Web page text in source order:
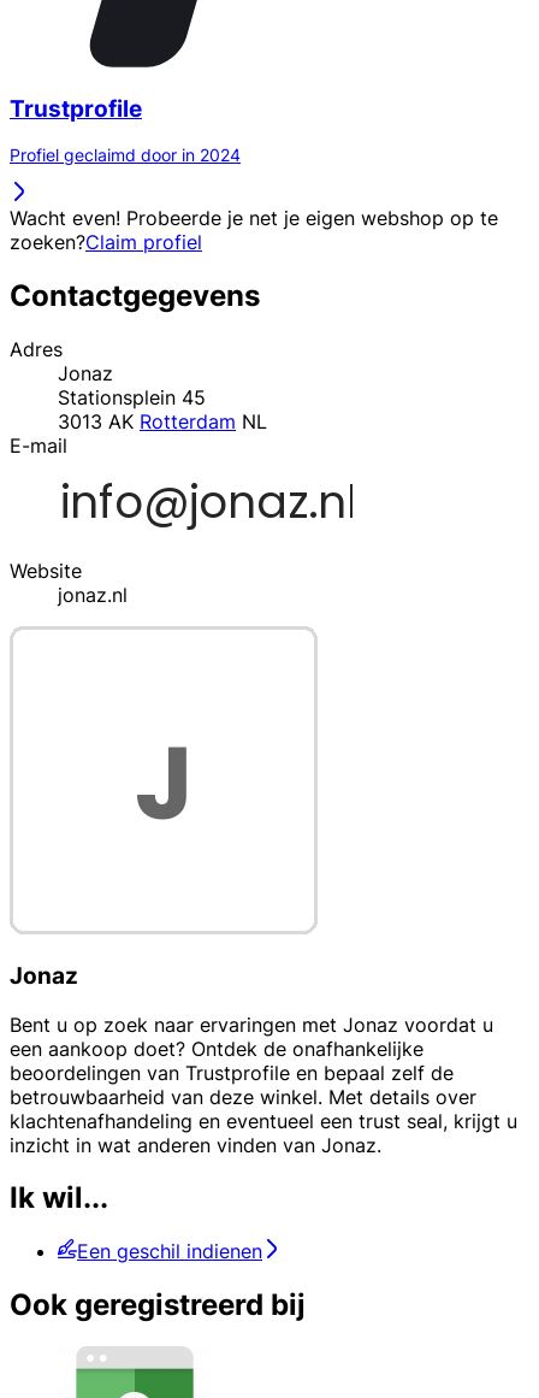
Trustprofile
Profiel geclaimd door in 2024
Wacht even! Probeerde je net je eigen webshop op te
zoeken?Claim profiel
Contactgegevens
Adres
Jonaz
Stationsplein 45
3013 AK Rotterdam NL
E-mail
Website
jonaz.nl
Jonaz
Bent u op zoek naar ervaringen met Jonaz voordat u
een aankoop doet? Ontdek de onafhankelijke
beoordelingen van Trustprofile en bepaal zelf de
betrouwbaarheid van deze winkel. Met details over
klachtenafhandeling en eventueel een trust seal, krijgt u
inzicht in wat anderen vinden van Jonaz.
Ik wil...
Een geschil indienen
Ook geregistreerd bij